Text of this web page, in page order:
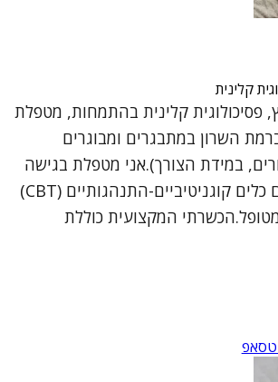
פסיכולוגית קלינית בהתמחות, מטפלת
השרון במתבגרים ומבוגרים
במידת הצורך).אני מטפלת בגישה
דינמית, בשילוב עם כלים קוגניטיביים-התנהגותיים (CBT)
המקצועית כוללת